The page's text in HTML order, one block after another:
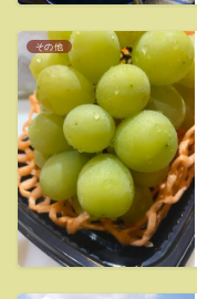
その他